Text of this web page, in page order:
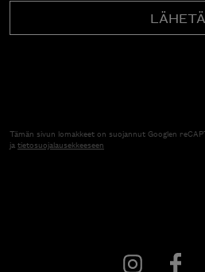
Tämän sivun lomakkeet on suojannut Googlen
jatietosuojalausekkeeseen